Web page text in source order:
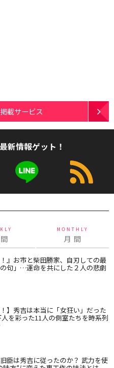
載サービス
新情報ゲット！
MONTHLY
月 間
！』お市と柴田勝家、自刃しての最
句」…運命を共にした２人の悲劇
！】秀吉は本当に「女狂い」だった
を彩った11人の側室たちを時系列
臣は秀吉に従ったのか？ 武力を使